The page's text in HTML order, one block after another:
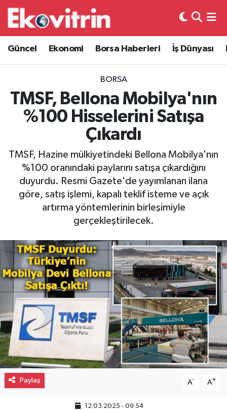
Güncel Ekonomi Borsa Haberleri İş Dünyası
BORSA
TMSF, Bellona Mobilya'nın
%100 Hisselerini Satışa
Çıkardı
TMSF, Hazine mülkiyetindeki Bellona Mobilya'nın
%100 oranındaki paylarını satışa çıkardığını
duyurdu. Resmi Gazete'de yayımlanan ilana
göre, satış işlemi, kapalı teklif isteme ve açık
artırma yöntemlerinin birleşimiyle
gerçekleştirilecek.
Paylaş A- A+
12.03.2025 - 09:54
Güncel
Ekonomi
Borsa Haberleri
İş Dünyası
Otovitrin
Asayiş
Gayrimenkul
Spor
Eğitim
Hava Durumu
Trafik Durumu
Süper Lig Puan Durumu ve Fikstür
Tüm Manşetler
Son Dakika Haberleri
Haber Arşivi